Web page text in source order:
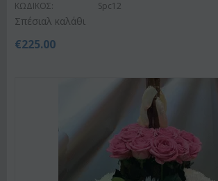
ΚΩΔΙΚΟΣ: Spc12
Σπέσιαλ καλάθι
€225.00